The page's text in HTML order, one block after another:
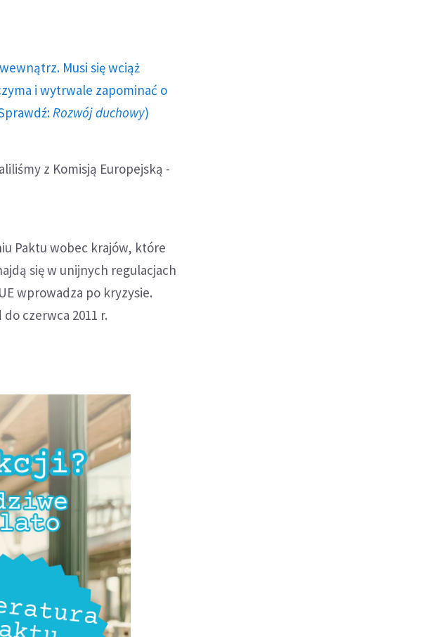
Musi się wciąż
i wytrwale zapominać o
Rozwój duchowy)
z Komisją Europejską -
Paktu wobec krajów, które
się w unijnych regulacjach
wprowadza po kryzysie.
czerwca 2011 r.